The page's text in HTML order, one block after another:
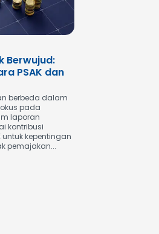
Berwujud:
PSAK dan
berbeda dalam
pada
laporan
kontribusi
untuk kepentingan
pemajakan...